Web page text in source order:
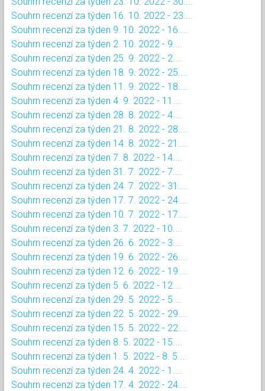
Souhrn recenzí za týden 16. 10. 2022 - 23....
Souhrn recenzí za týden 9. 10. 2022 - 16....
Souhrn recenzí za týden 2. 10. 2022 - 9....
Souhrn recenzí za týden 25. 9. 2022 - 2....
Souhrn recenzí za týden 18. 9. 2022 - 25....
Souhrn recenzí za týden 11. 9. 2022 - 18....
Souhrn recenzí za týden 4. 9. 2022 - 11....
Souhrn recenzí za týden 28. 8. 2022 - 4....
Souhrn recenzí za týden 21. 8. 2022 - 28....
Souhrn recenzí za týden 14. 8. 2022 - 21....
Souhrn recenzí za týden 7. 8. 2022 - 14....
Souhrn recenzí za týden 31. 7. 2022 - 7....
Souhrn recenzí za týden 24. 7. 2022 - 31....
Souhrn recenzí za týden 17. 7. 2022 - 24....
Souhrn recenzí za týden 10. 7. 2022 - 17....
Souhrn recenzí za týden 3. 7. 2022 - 10....
Souhrn recenzí za týden 26. 6. 2022 - 3....
Souhrn recenzí za týden 19. 6. 2022 - 26....
Souhrn recenzí za týden 12. 6. 2022 - 19....
Souhrn recenzí za týden 5. 6. 2022 - 12....
Souhrn recenzí za týden 29. 5. 2022 - 5....
Souhrn recenzí za týden 22. 5. 2022 - 29....
Souhrn recenzí za týden 15. 5. 2022 - 22....
Souhrn recenzí za týden 8. 5. 2022 - 15....
Souhrn recenzí za týden 1. 5. 2022 - 8. 5....
Souhrn recenzí za týden 24. 4. 2022 - 1....
Souhrn recenzí za týden 17. 4. 2022 - 24....